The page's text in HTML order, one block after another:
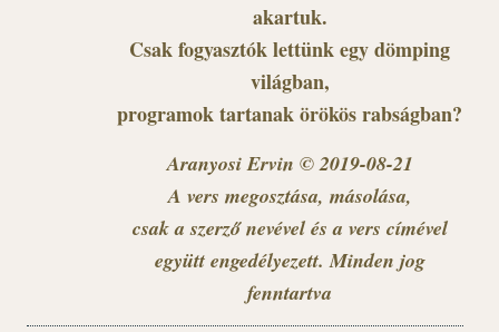
akartuk.
Csak fogyasztók lettünk egy dömping
világban,
programok tartanak örökös rabságban?
Aranyosi Ervin © 2019-08-21
A vers megosztása, másolása,
csak a szerző nevével és a vers címével
együtt engedélyezett. Minden jog
fenntartva